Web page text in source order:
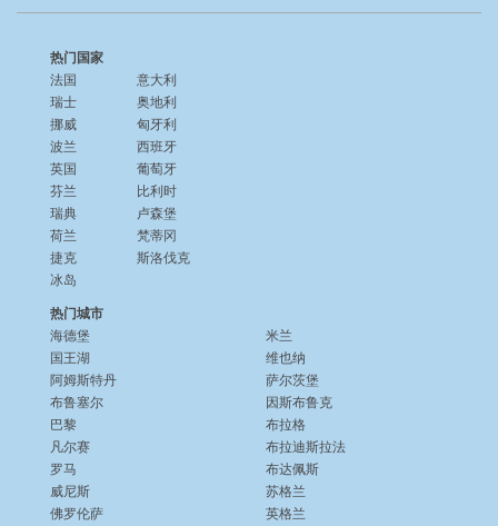
热门国家
法国
瑞士
挪威
波兰
英国
芬兰
瑞典
荷兰
捷克
冰岛
意大利
奥地利
匈牙利
西班牙
葡萄牙
比利时
卢森堡
梵蒂冈
斯洛伐克
热门城市
海德堡
国王湖
阿姆斯特丹
布鲁塞尔
巴黎
凡尔赛
罗马
威尼斯
佛罗伦萨
米兰
维也纳
萨尔茨堡
因斯布鲁克
布拉格
布拉迪斯拉法
布达佩斯
苏格兰
英格兰